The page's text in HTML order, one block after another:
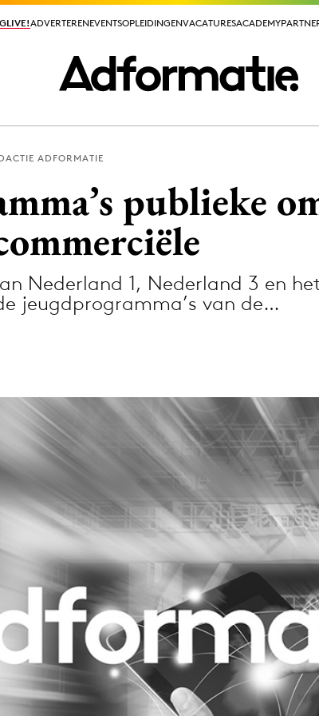
ADVERTERENEVENTSOPLEIDINGENVACATURESACADEMY
ADVERTERENEVENTSOPLEIDINGENVACATURESACADEMY
Media
Merkstrategie
Reputatie & crisis
ADFORMATIE
publieke
Nederland 1, Nederland 3 en
jeugdprogramma’s van de…